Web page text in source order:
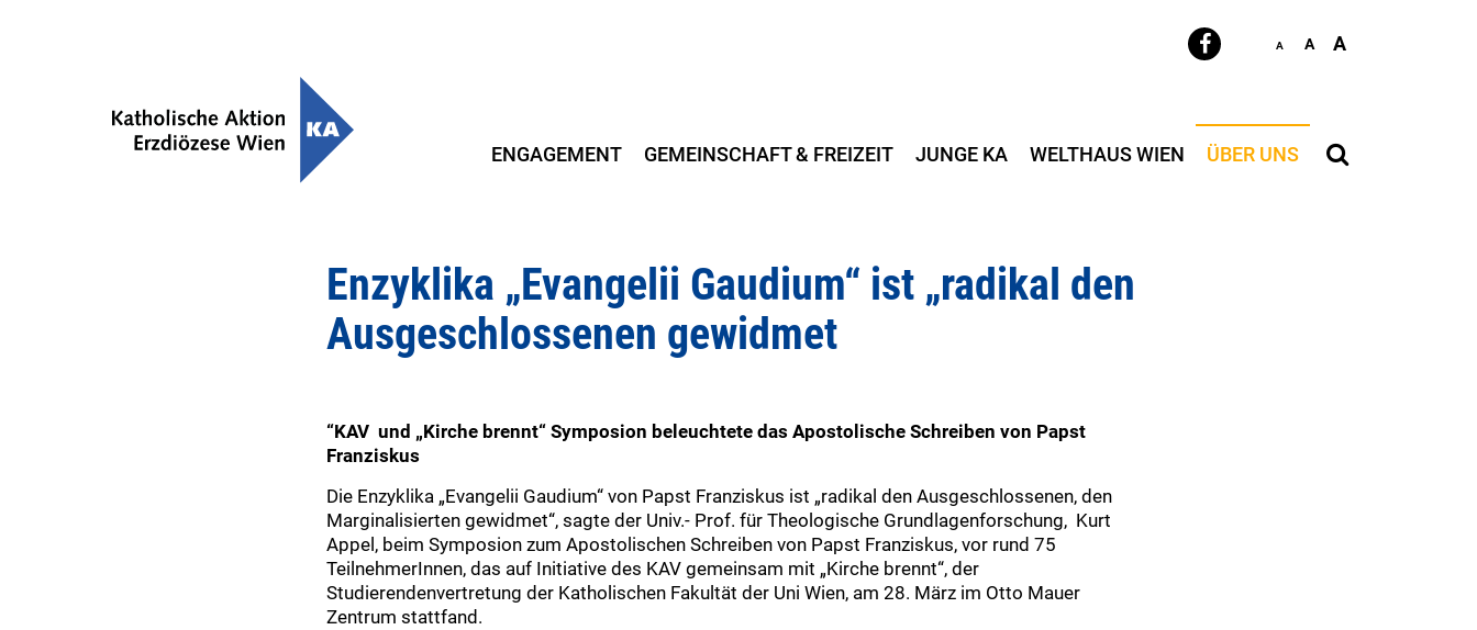
A A A
ENGAGEMENT GEMEINSCHAFT & FREIZEIT JUNGE KA WELTHAUS WIEN ÜBER UNS
Enzyklika „Evangelii Gaudium“ ist „radikal den
Ausgeschlossenen gewidmet
“KAV und „Kirche brennt“ Symposion beleuchtete das Apostolische Schreiben von Papst
Franziskus
Die Enzyklika „Evangelii Gaudium“ von Papst Franziskus ist „radikal den Ausgeschlossenen, den
Marginalisierten gewidmet“, sagte der Univ.- Prof. für Theologische Grundlagenforschung, Kurt
Appel, beim Symposion zum Apostolischen Schreiben von Papst Franziskus, vor rund 75
TeilnehmerInnen, das auf Initiative des KAV gemeinsam mit „Kirche brennt“, der
Studierendenvertretung der Katholischen Fakultät der Uni Wien, am 28. März im Otto Mauer
Zentrum stattfand.